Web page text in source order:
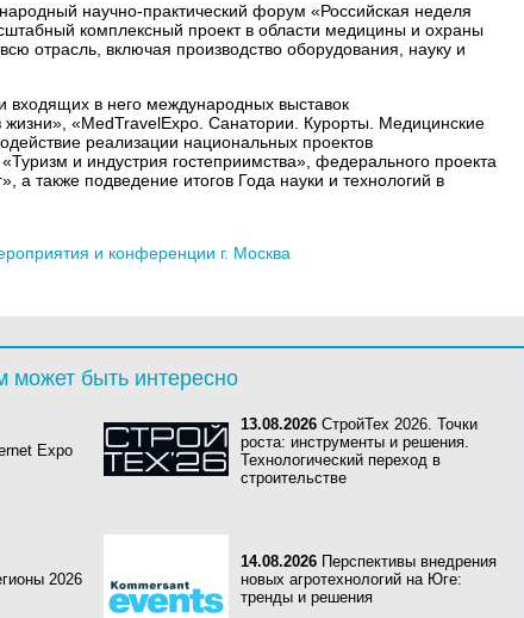
научно-практический форум «Российская неделя
комплексный проект в области медицины и охраны
отрасль, включая производство оборудования, науку и
в него международных выставок
«MedTravelExpo. Санатории. Курорты. Медицинские
реализации национальных проектов
и индустрия гостеприимства», федерального проекта
а также подведение итогов Года науки и технологий в
и конференции г. Москва
может быть интересно
Expo
13.08.2026 СтройТех 2026. Точки
роста: инструменты и решения.
Технологический переход в
строительстве
2026
14.08.2026 Перспективы внедрения
новых агротехнологий на Юге:
тренды и решения